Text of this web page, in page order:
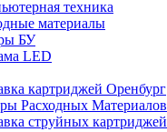
техника
материалы
БУ
LED
картриджей Оренбург
Расходных Материалов
струйных картриджей